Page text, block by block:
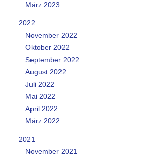
März 2023
2022
November 2022
Oktober 2022
September 2022
August 2022
Juli 2022
Mai 2022
April 2022
März 2022
2021
November 2021